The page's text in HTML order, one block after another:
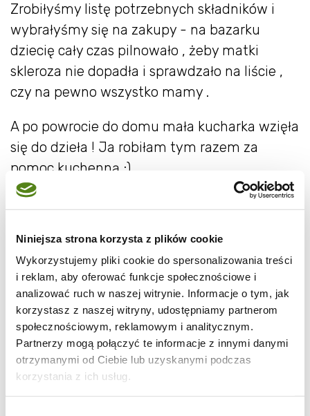
Niniejsza strona korzysta z plików cookie
Wykorzystujemy pliki cookie do spersonalizowania treści
i reklam, aby oferować funkcje społecznościowe i
analizować ruch w naszej witrynie. Informacje o tym, jak
korzystasz z naszej witryny, udostępniamy partnerom
społecznościowym, reklamowym i analitycznym.
Partnerzy mogą połączyć te informacje z innymi danymi
otrzymanymi od Ciebie lub uzyskanymi podczas
korzystania z ich usług.
Zrobiłyśmy listę potrzebnych składników i
wybrałyśmy się na zakupy - na bazarku
dziecię cały czas pilnowało , żeby matki
skleroza nie dopadła i sprawdzało na liście ,
czy na pewno wszystko mamy .
A po powrocie do domu mała kucharka wzięła
się do dzieła ! Ja robiłam tym razem za
pomoc kuchenną ;)